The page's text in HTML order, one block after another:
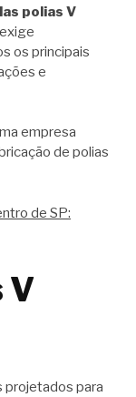
polias V
os principais
e
empresa
de polias
de SP:
V
projetados para